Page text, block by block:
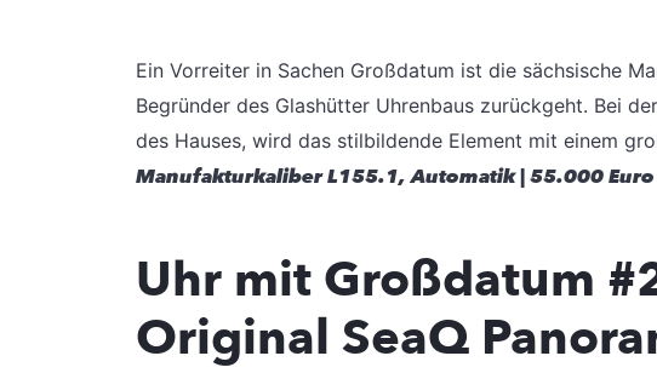
Ein Vorreiter in Sachen Großdatum ist die sächsische
Begründer des Glashütter Uhrenbaus zurückgeht. Bei der
des Hauses, wird das stilbildende Element mit einem
ManufakturkaliberL155.1, Automatik | 55.000 Euro
Uhr mit Großdatum
Original SeaQ